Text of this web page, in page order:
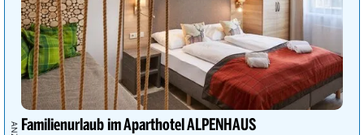
Familienurlaub im Aparthotel ALPENHAUS